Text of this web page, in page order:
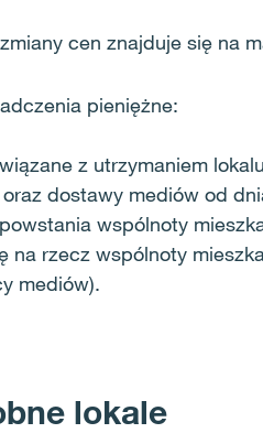
cen znajduje się na
pieniężne:
z utrzymaniem
dostawy mediów od
wspólnoty
na rzecz wspólnoty
mediów).
lokale